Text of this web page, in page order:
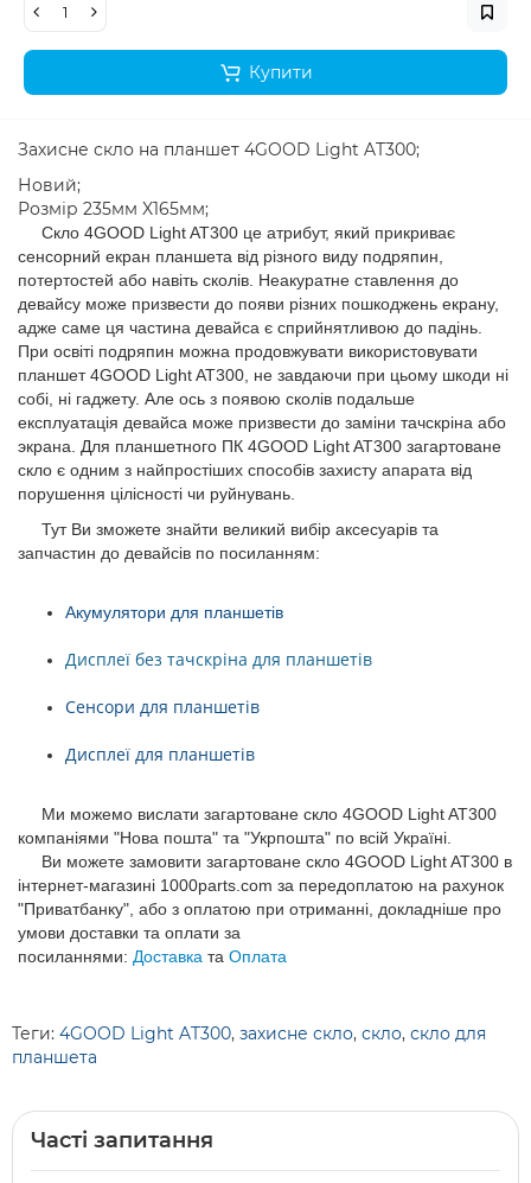
Купити
Захисне скло на планшет 4GOOD Light AT300;
Новий;
Розмір 235мм X165мм;
Скло 4GOOD Light AT300 це атрибут, який прикриває
сенсорний екран планшета від різного виду подряпин,
потертостей або навіть сколів. Неакуратне ставлення до
девайсу може призвести до появи різних пошкоджень екрану,
адже саме ця частина девайса є сприйнятливою до падінь.
При освіті подряпин можна продовжувати використовувати
планшет 4GOOD Light AT300, не завдаючи при цьому шкоди ні
собі, ні гаджету. Але ось з появою сколів подальше
експлуатація девайса може призвести до заміни тачскріна або
экрана. Для планшетного ПК 4GOOD Light AT300 загартоване
скло є одним з найпростіших способів захисту апарата від
порушення цілісності чи руйнувань.
Тут Ви зможете знайти великий вибір аксесуарів та
запчастин до девайсів по посиланням:
Акумулятори для планшетів
Дисплеї без тачскріна для планшетів
Сенсори для планшетів
Дисплеї для планшетів
Ми можемо вислати загартоване скло 4GOOD Light AT300
компаніями "Нова пошта" та "Укрпошта" по всій Україні.
Ви можете замовити загартоване скло 4GOOD Light AT300 в
інтернет-магазині 1000parts.com за передоплатою на рахунок
"Приватбанку", або з оплатою при отриманні, докладніше про
умови доставки та оплати за
посиланнями: Доставка та Оплата
Теги: 4GOOD Light AT300, захисне скло, скло, скло для
планшета
Часті запитання